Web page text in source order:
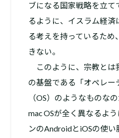
ブになる国家戦略を立
るように、イスラム経
る考えを持っているた
きない。
このように、宗教とは
の基盤である「オペレー
（OS）のようなものな
mac OSが全く異なるよ
ンのAndroidとiOSの使